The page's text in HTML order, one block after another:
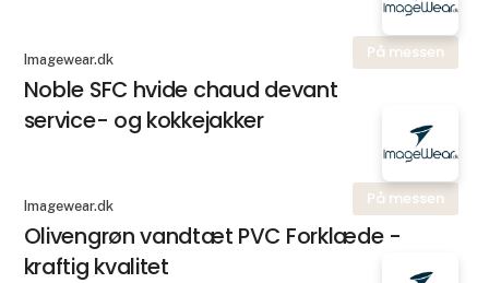
På messen
Imagewear.dk
Noble SFC hvide chaud devant
service- og kokkejakker
På messen
Imagewear.dk
Olivengrøn vandtæt PVC Forklæde -
kraftig kvalitet